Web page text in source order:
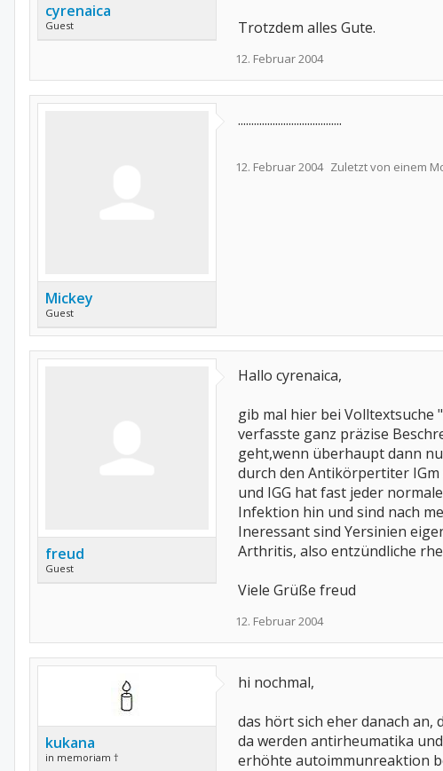
cyrenaica
Guest
Trotzdem alles Gute.
12. Februar 2004
Mickey
Guest
.......................................
12. Februar 2004 Zuletzt von einem
freud
Guest
Hallo cyrenaica,
gib mal hier bei Volltextsuche
verfasste ganz präzise
geht,wenn überhaupt dann
durch den Antikörpertiter
und IGG hat fast jeder
Infektion hin und sind nach
Ineressant sind Yersinien
Arthritis, also entzündliche
Viele Grüße freud
12. Februar 2004
kukana
in memoriam †
hi nochmal,
das hört sich eher danach an,
da werden antirheumatika
erhöhte autoimmunreaktion